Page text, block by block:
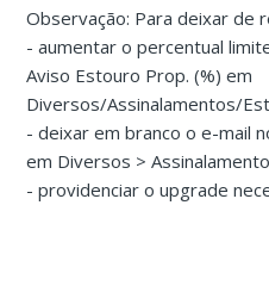
Observação: Para deixar de
- aumentar o percentual
Aviso Estouro Prop. (%) em
Diversos/Assinalamentos/
- deixar em branco o e-mail
em Diversos >
- providenciar o upgrade